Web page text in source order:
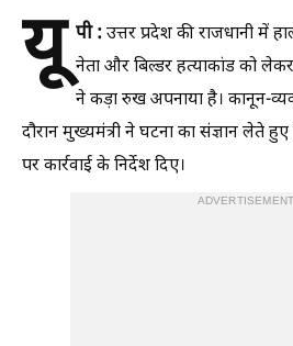
यू पी :उत्तर प्रदेश की राजधानी में
नेता और बिल्डर हत्याकांड को
ने कड़ा रुख अपनाया है। कानून-
दौरान मुख्यमंत्री ने घटना का संज्ञान लेते
पर कार्रवाई के निर्देश दिए।
ADVERTISEMENT